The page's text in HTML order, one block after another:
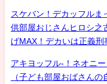
スケバン！デカッフルま
供部屋おじさんヒロシ之
げMAX！デカいは正義刑
アキヨッフル-！ネオニ
（子ども部屋おばさんの